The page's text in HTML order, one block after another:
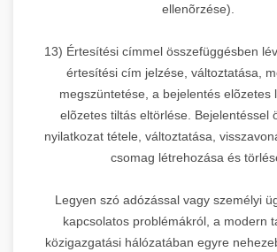
ellenõrzése).
13) Értesítési címmel összefüggésben
értesítési cím jelzése, változtatása,
megszüntetése, a bejelentés elõzetes
elõzetes tiltás eltörlése. Bejelentéssel
nyilatkozat tétele, változtatása,
csomag létrehozása és
Legyen szó adózással vagy személyi
kapcsolatos problémákról, a modern
közigazgatási hálózatában egyre